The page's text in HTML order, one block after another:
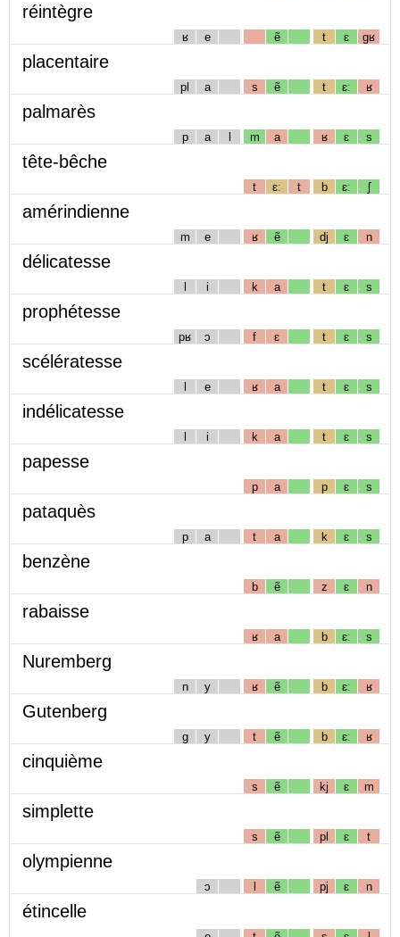
réintègre
ʁ e ẽ t ɛ gʁ
placentaire
pl a s ẽ t ɛː ʁ
palmarès
p a l m a ʁ ɛ s
tête-bêche
t ɛː t b ɛː ʃ
amérindienne
m e ʁ ẽ dj ɛ n
délicatesse
l i k a t ɛ s
prophétesse
pʁ ɔ f ɛ t ɛ s
scélératesse
l e ʁ a t ɛ s
indélicatesse
l i k a t ɛ s
papesse
p a p ɛ s
pataquès
p a t a k ɛ s
benzène
b ẽ z ɛ n
rabaisse
ʁ a b ɛː s
Nuremberg
n y ʁ ẽ b ɛː ʁ
Gutenberg
g y t ẽ b ɛː ʁ
cinquième
s ẽ kj ɛ m
simplette
s ẽ pl ɛ t
olympienne
ɔ l ẽ pj ɛ n
étincelle